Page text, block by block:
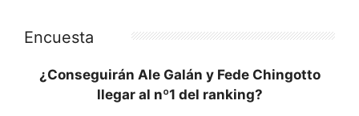
Encuesta
¿Conseguirán Ale Galán y Fede Chingotto
llegar al nº1 del ranking?